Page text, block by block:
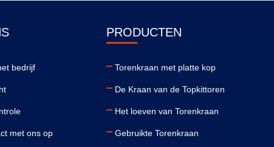
bedrijf
met ons op
PRODUCTEN
Torenkraan met platte kop
De Kraan van de Topkittoren
Het loeven van Torenkraan
Gebruikte Torenkraan